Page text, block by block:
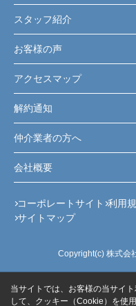
スタッフ紹介
お客様の声
アクセスマップ
解約通知
仲介業者の方へ
会社概要
コーポレートサイト 利用
サイトマップ
Copyright(c) 株式会
当サイトでは、お客様の当サイ
して、クッキー（Cookie）を使用